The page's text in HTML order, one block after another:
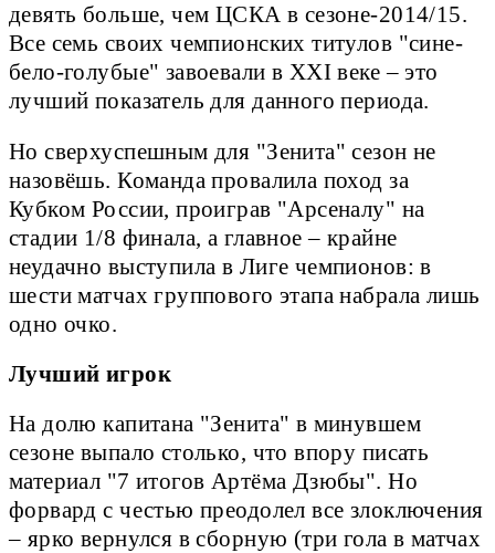
девять больше, чем ЦСКА в сезоне-2014/15.
Все семь своих чемпионских титулов "сине-
бело-голубые" завоевали в XXI веке – это
лучший показатель для данного периода.
Но сверхуспешным для "Зенита" сезон не
назовёшь. Команда провалила поход за
Кубком России, проиграв "Арсеналу" на
стадии 1/8 финала, а главное – крайне
неудачно выступила в Лиге чемпионов: в
шести матчах группового этапа набрала лишь
одно очко.
Лучший игрок
На долю капитана "Зенита" в минувшем
сезоне выпало столько, что впору писать
материал "7 итогов Артёма Дзюбы". Но
форвард с честью преодолел все злоключения
– ярко вернулся в сборную (три гола в матчах